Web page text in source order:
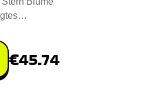
€45.74